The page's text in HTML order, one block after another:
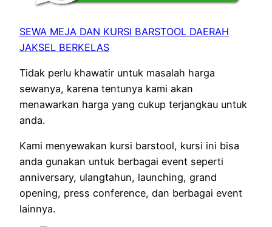
SEWA MEJA DAN KURSI BARSTOOL DAERAH
JAKSEL BERKELAS
Tidak perlu khawatir untuk masalah harga
sewanya, karena tentunya kami akan
menawarkan harga yang cukup terjangkau untuk
anda.
Kami menyewakan kursi barstool, kursi ini bisa
anda gunakan untuk berbagai event seperti
anniversary, ulangtahun, launching, grand
opening, press conference, dan berbagai event
lainnya.